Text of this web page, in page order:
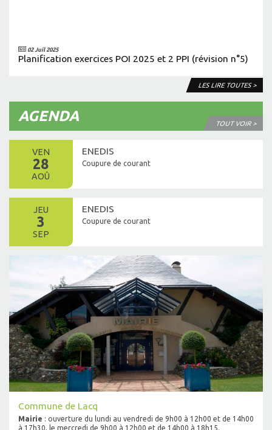
02 Juil 2025
Planification exercices POI 2025 et 2 PPI (révision n°5)
LES LIRE TOUTES >
AGENDA TOUT VOIR >
VEN
28
AOÛ
ENEDIS
Coupure de courant
JEU
3
SEP
ENEDIS
Coupure de courant
Commune de Lacq
Mairie : ouverture du lundi au vendredi de 9h00 à 12h00 et de 14h00
à 17h30, le mercredi de 9h00 à 12h00 et de 14h00 à 18h15.